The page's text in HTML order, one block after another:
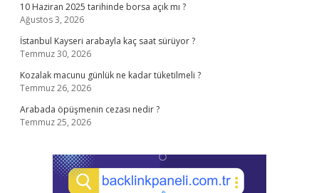
10 Haziran 2025 tarihinde borsa açık mı ?
Ağustos 3, 2026
İstanbul Kayseri arabayla kaç saat sürüyor ?
Temmuz 30, 2026
Kozalak macunu günlük ne kadar tüketilmeli ?
Temmuz 26, 2026
Arabada öpüşmenin cezası nedir ?
Temmuz 25, 2026